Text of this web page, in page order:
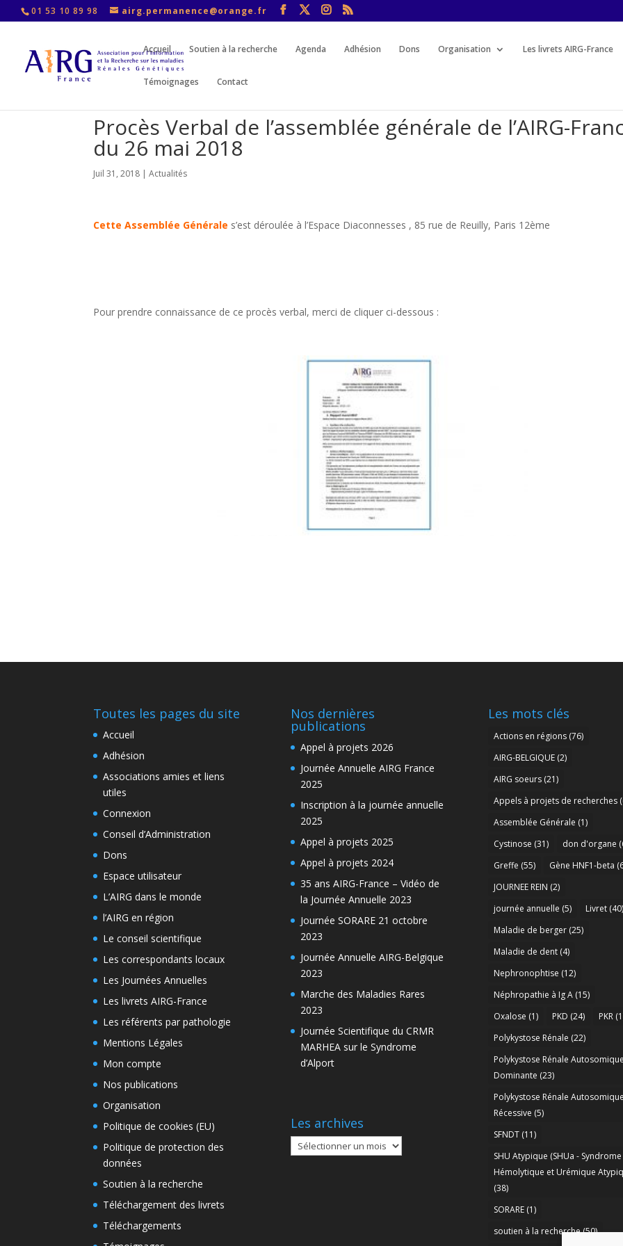
01 53 10 89 98 airg.permanence@orange.fr
Accueil Soutien à la recherche Agenda Adhésion Dons Organisation Les livrets AIRG-France
Témoignages Contact
Procès Verbal de l’assemblée générale de l’AIRG-
du 26 mai 2018
Juil 31, 2018 |Actualités
Cette Assemblée Générale s’est déroulée à l’Espace Diaconnesses , 85 rue de Reuilly, Paris 12ème
Pour prendre connaissance de ce procès verbal, merci de cliquer ci-dessous :
Toutes les pages du site
Accueil
Adhésion
Associations amies et liens
utiles
Connexion
Conseil d’Administration
Dons
Espace utilisateur
L’AIRG dans le monde
l’AIRG en région
Le conseil scientifique
Les correspondants locaux
Les Journées Annuelles
Les livrets AIRG-France
Les référents par pathologie
Mentions Légales
Mon compte
Nos publications
Organisation
Politique de cookies (EU)
Politique de protection des
données
Soutien à la recherche
Téléchargement des livrets
Téléchargements
Nos dernières
publications
Appel à projets 2026
Journée Annuelle AIRG France
2025
Inscription à la journée annuelle
2025
Appel à projets 2025
Appel à projets 2024
35 ans AIRG-France – Vidéo de
la Journée Annuelle 2023
Journée SORARE 21 octobre
2023
Journée Annuelle AIRG-Belgique
2023
Marche des Maladies Rares
2023
Journée Scientifique du CRMR
MARHEA sur le Syndrome
d’Alport
Les archives
Les
archives
Les mots clés
Actions en régions(76)
AIRG-BELGIQUE(2)
AIRG soeurs(21)
Appels à projets de recherches
Assemblée Générale (1)
Cystinose (31) don d'organe
Greffe (55) Gène HNF1-beta
JOURNEE REIN (2)
journée annuelle (5) Livret(40)
Maladie de berger(25)
Maladie de dent(4)
Nephronophtise (12)
Néphropathie à Ig A(15)
Oxalose (1) PKD (24) PKR
Polykystose Rénale (22)
Polykystose Rénale Autosomique
Dominante (23)
Polykystose Rénale Autosomique
Récessive (5)
SFNDT(11)
SHU Atypique (SHUa - Syndrome
Hémolytique et Urémique
(38)
SORARE(1)
soutien à la recherche(50)